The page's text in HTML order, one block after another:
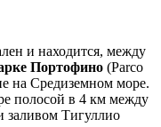
и находится, между
Портофино (Parco
на Средиземном море.
полосой в 4 км между
заливом Тигуллио